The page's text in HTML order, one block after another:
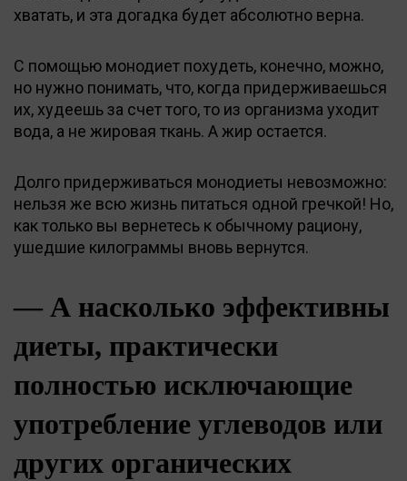
хватать, и эта догадка будет абсолютно верна.
С помощью монодиет похудеть, конечно, можно,
но нужно понимать, что, когда придерживаешься
их, худеешь за счет того, то из организма уходит
вода, а не жировая ткань. А жир остается.
Долго придерживаться монодиеты невозможно:
нельзя же всю жизнь питаться одной гречкой! Но,
как только вы вернетесь к обычному рациону,
ушедшие килограммы вновь вернутся.
— А насколько эффективны
диеты, практически
полностью исключающие
употребление углеводов или
других органических